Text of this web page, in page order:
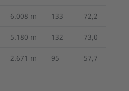
6.008 m 133 72,2
5.180 m 132 73,0
2.671 m 95 57,7